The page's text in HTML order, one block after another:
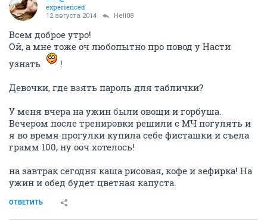
experienced
12 августа 2014 Hell08
Всем доброе утро!
Ой, а мне тоже оч любопытно про повод у Насти
узнать
!
Девочки, где взять пароль для таблички?
У меня вчера на ужин были овощи и горбуша.
Вечером после тренировки решили с МЧ погулять и
я во время прогулки купила себе фисташки и съела
грамм 100, ну ооч хотелось!
на завтрак сегодня каша рисовая, кофе и зефирка! На
ужин и обед будет цветная капуста.
ОТВЕТИТЬ